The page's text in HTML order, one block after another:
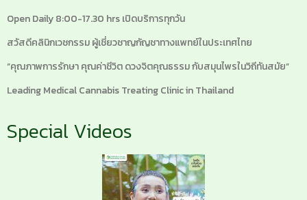
Open Daily 8:00-17.30 hrs เปิดบริการทุกวัน
สวัสดีคลินิกเวชกรรม ผู้เชี่ยวชาญกัญชาทางแพทย์ในประเทศไทย
“คุณภาพการรักษา คุณค่าชีวิต ดวงจิตคุณธรรม กับสมุนไพรในวิถีทันสมัย”
Leading Medical Cannabis Treating Clinic in Thailand
Special Videos